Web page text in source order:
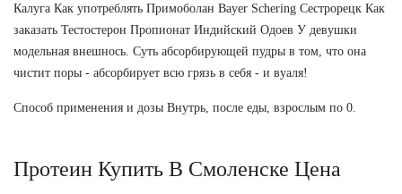
Калуга Как употреблять Примоболан Bayer Schering Сестрорецк Как
заказать Тестостерон Пропионат Индийский Одоев У девушки
модельная внешнось. Суть абсорбирующей пудры в том, что она
чистит поры - абсорбирует всю грязь в себя - и вуаля!
Способ применения и дозы Внутрь, после еды, взрослым по 0.
Протеин Купить В Смоленске Цена